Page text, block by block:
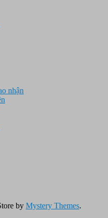
nhận
by Mystery Themes.